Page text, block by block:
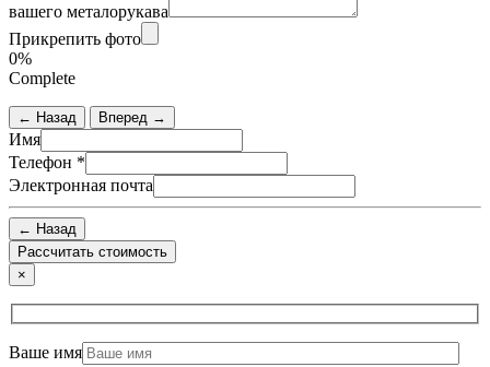
вашего металорукава
Прикрепить фото
0%
Complete
← Назад Вперед →
Имя
Телефон *
Электронная почта
← Назад
×
Ваше имя